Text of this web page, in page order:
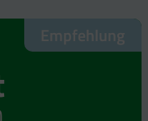
Empfehlung
Empfehlung